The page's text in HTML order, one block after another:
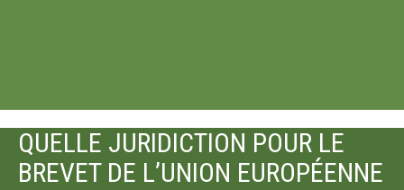
QUELLE JURIDICTION POUR LE
BREVET DE L’UNION EUROPÉENNE